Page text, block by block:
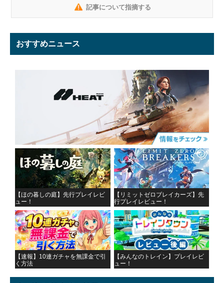
記事について指摘する
おすすめニュース
【ほの暮しの庭】先行プレイレビ
ュー！
【リミットゼロブレイカーズ】先
行プレイレビュー！
【速報】10連ガチャを無課金で引
く方法
【みんなのトレイン】プレイレビ
ュー！